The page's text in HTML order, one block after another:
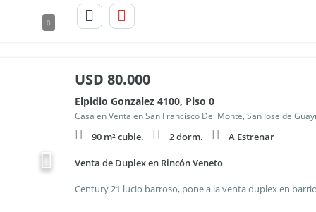
0
USD 80.000
Elpidio Gonzalez 4100, Piso 0
Casa en Venta en San Francisco Del Monte, San Jose de
90 m² cubie. 2 dorm. A Estrenar
Venta de Duplex en Rincón Veneto